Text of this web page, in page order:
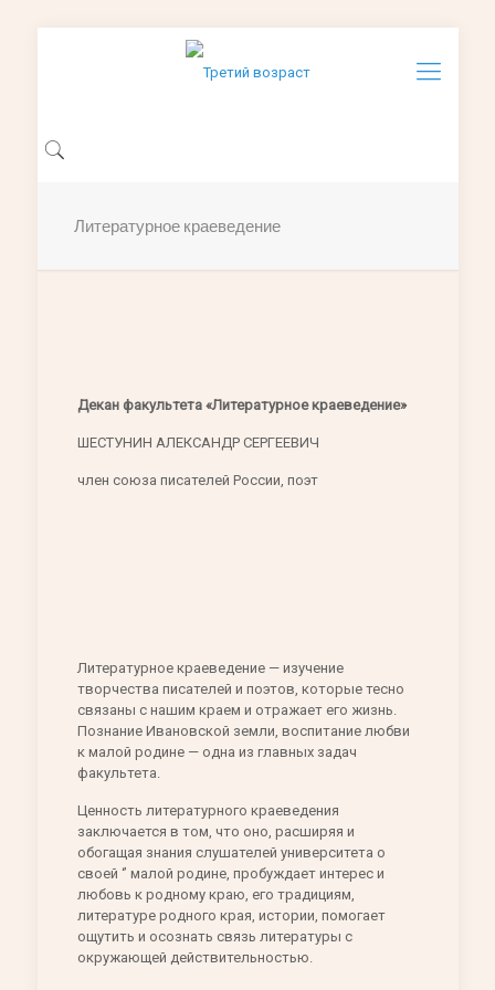
Литературное краеведение
Декан факультета «Литературное краеведение»
ШЕСТУНИН АЛЕКСАНДР СЕРГЕЕВИЧ
член союза писателей России, поэт
Литературное краеведение — изучение
творчества писателей и поэтов, которые тесно
связаны с нашим краем и отражает его жизнь.
Познание Ивановской земли, воспитание любви
к малой родине — одна из главных задач
факультета.
Ценность литературного краеведения
заключается в том, что оно, расширяя и
обогащая знания слушателей университета о
своей ‘’ малой родине, пробуждает интерес и
любовь к родному краю, его традициям,
литературе родного края, истории, помогает
ощутить и осознать связь литературы с
окружающей действительностью.